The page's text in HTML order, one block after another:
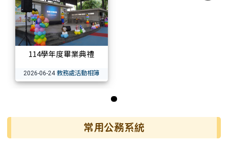
114學年度畢業典禮
2026-06-24 教務處活動相簿
常用公務系統